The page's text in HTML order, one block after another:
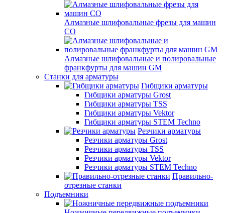
Алмазные шлифовальные фрезы для машин
СО
Алмазные шлифовальные и полировальные
франкфурты для машин GM
Станки для арматуры
Гибщики арматуры
Гибщики арматуры Grost
Гибщики арматуры TSS
Гибщики арматуры Vektor
Гибщики арматуры STEM Techno
Резчики арматуры
Резчики арматуры Grost
Резчики арматуры TSS
Резчики арматуры Vektor
Резчики арматуры STEM Techno
Правильно-
отрезные станки
Подъемники